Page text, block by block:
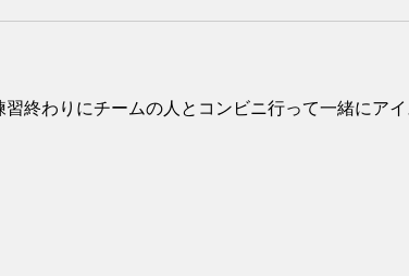
終わりにチームの人とコンビニ行って一緒にアイ